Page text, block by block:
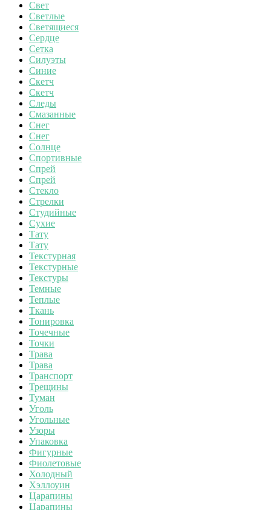
Свет
Светлые
Светящиеся
Сердце
Сетка
Силуэты
Синие
Скетч
Скетч
Следы
Смазанные
Снег
Снег
Солнце
Спортивные
Спрей
Спрей
Стекло
Стрелки
Студийные
Сухие
Тату
Тату
Текстурная
Текстурные
Текстуры
Темные
Теплые
Ткань
Тонировка
Точечные
Точки
Трава
Трава
Транспорт
Трещины
Туман
Уголь
Угольные
Узоры
Упаковка
Фигурные
Фиолетовые
Холодный
Хэллоуин
Царапины
Царапины